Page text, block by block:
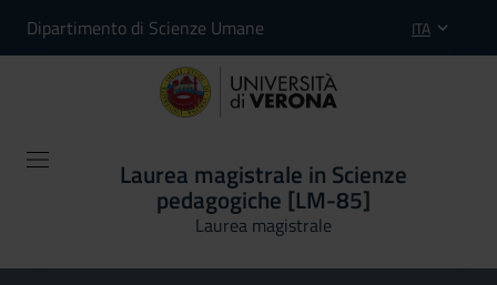
Dipartimento di Scienze Umane ITA
Laurea magistrale in Scienze
pedagogiche [LM-85]
Laurea magistrale